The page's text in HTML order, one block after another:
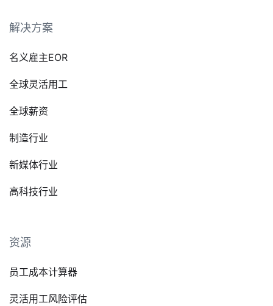
解决方案
名义雇主EOR
全球灵活用工
全球薪资
制造行业
新媒体行业
高科技行业
资源
员工成本计算器
灵活用工风险评估